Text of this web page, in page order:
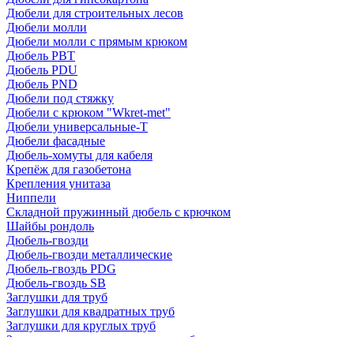
Дюбели для строительных лесов
Дюбели молли
Дюбели молли с прямым крюком
Дюбель PBT
Дюбель PDU
Дюбель PND
Дюбели под стяжку
Дюбели с крюком "Wkret-met"
Дюбели универсальные-Т
Дюбели фасадные
Дюбель-хомуты для кабеля
Крепёж для газобетона
Крепления унитаза
Ниппели
Складной пружинный дюбель с крючком
Шайбы рондоль
Дюбель-гвозди
Дюбель-гвозди металлические
Дюбель-гвоздь PDG
Дюбель-гвоздь SB
Заглушки для труб
Заглушки для квадратных труб
Заглушки для круглых труб